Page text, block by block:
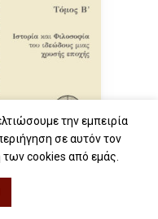
την εμπειρία
σε αυτόν τον
cookies από εμάς.